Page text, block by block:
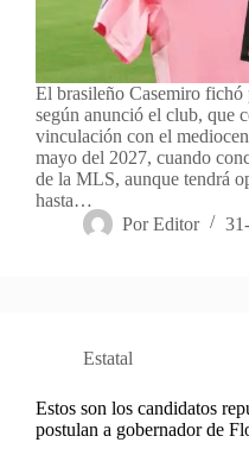
El brasileño Casemiro
según anunció el club, que
vinculación con el
mayo del 2027, cuando
de la MLS, aunque tendrá
hasta…
Por Editor
Estatal
Estos son los candidatos
postulan a gobernador de